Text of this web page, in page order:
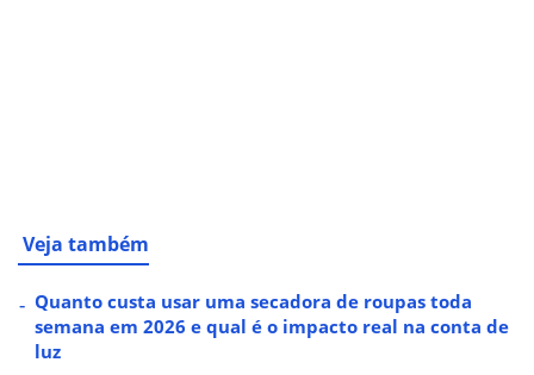
Veja também
Quanto custa usar uma secadora de roupas toda
semana em 2026 e qual é o impacto real na conta de
luz